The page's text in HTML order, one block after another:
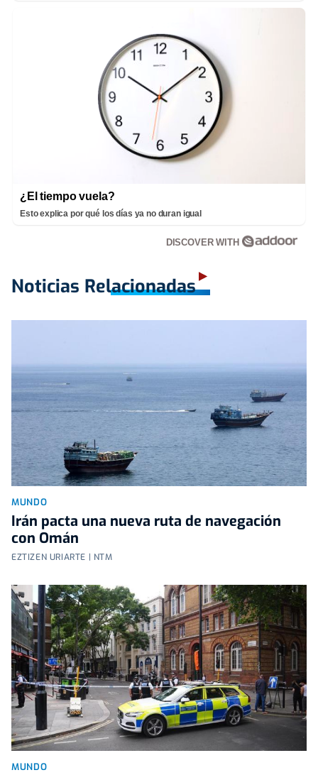
¿El tiempo vuela?
Esto explica por qué los días ya no duran igual
DISCOVER WITH
Noticias Relacionadas
MUNDO
Irán pacta una nueva ruta de navegación
con Omán
EZTIZEN URIARTE | NTM
MUNDO